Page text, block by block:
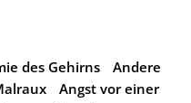
des Gehirns
Andere
Angst vor einer